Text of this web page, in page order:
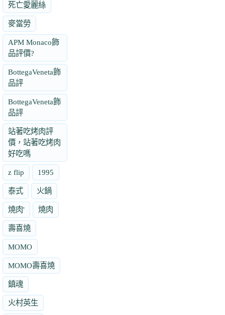
死亡愛麗絲
麥當勞
APM Monaco飾
品評價?
BottegaVeneta飾
品評
BottegaVeneta飾
品評
站著吃烤肉評
價，站著吃烤肉
好吃嗎
z flip 1995
泰式 火鍋
燒肉' 燒肉
壽喜燒
MOMO
MOMO壽喜燒
鎮魂
火村英生